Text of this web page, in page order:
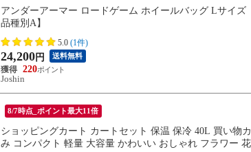
アンダーアーマー ロードゲーム ホイールバッグ Lサイズ
品種別A】
5.0 (1件)
24,200 円 送料無料
220
Joshin
8/7時点_ポイント最大11倍
ショッピングカート カートセット 保温 保冷 40L 買い物
み コンパクト 軽量 大容量 かわいい おしゃれ フラワー